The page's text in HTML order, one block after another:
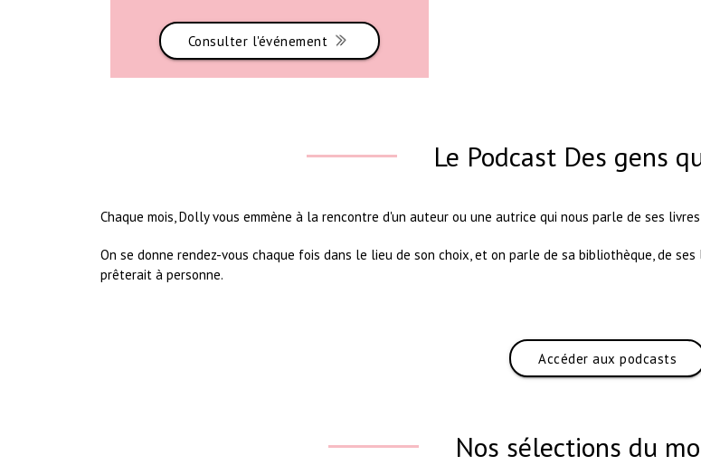
Consulter l'événement
Le Podcast Des gens
Chaque mois, Dolly vous emmène à la rencontre d'un auteur ou une autrice qui nous parle de ses
On se donne rendez-vous chaque fois dans le lieu de son choix, et on parle de sa bibliothèque, de
prêterait à personne.
Accéder aux podcasts
Nos sélections du